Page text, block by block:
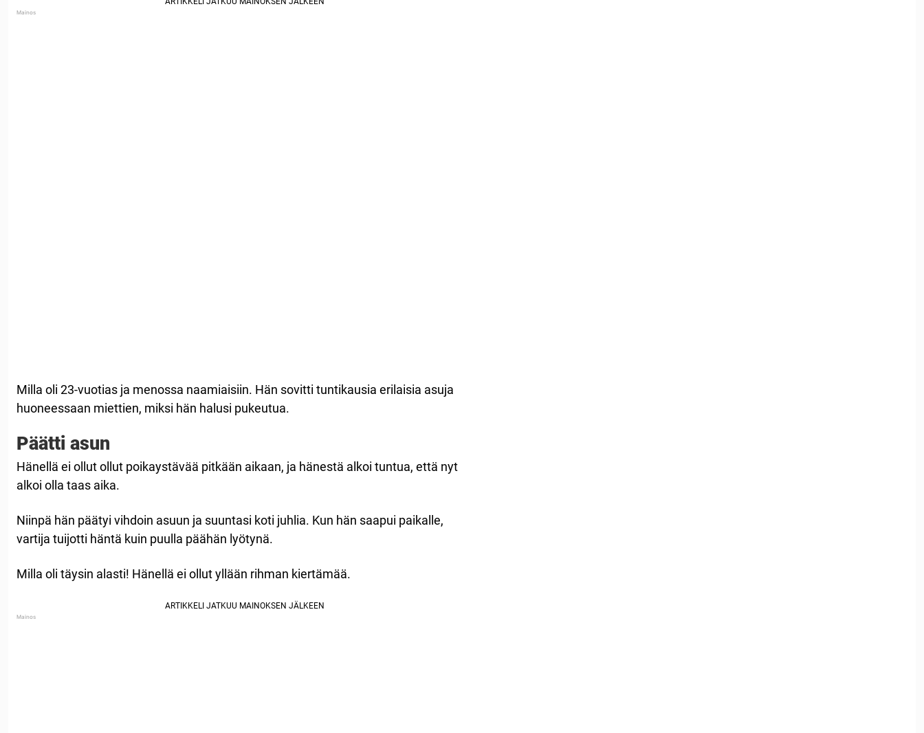
Milla oli 23-vuotias ja menossa naamiaisiin. Hän sovitti tuntikausia erilaisia asuja
huoneessaan miettien, miksi hän halusi pukeutua.
Päätti asun
Hänellä ei ollut ollut poikaystävää pitkään aikaan, ja hänestä alkoi tuntua, että nyt
alkoi olla taas aika.
Niinpä hän päätyi vihdoin asuun ja suuntasi koti juhlia. Kun hän saapui paikalle,
vartija tuijotti häntä kuin puulla päähän lyötynä.
Milla oli täysin alasti! Hänellä ei ollut yllään rihman kiertämää.